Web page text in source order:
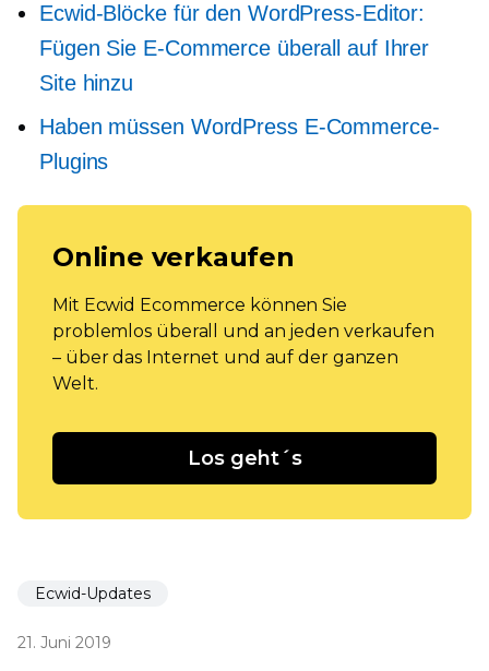
Ecwid-Blöcke für den WordPress-Editor:
Fügen Sie E-Commerce überall auf Ihrer
Site hinzu
Haben müssen WordPress E-Commerce-
Plugins
Online verkaufen
Mit Ecwid Ecommerce können Sie
problemlos überall und an jeden verkaufen
– über das Internet und auf der ganzen
Welt.
Los geht´s
Ecwid-Updates
21. Juni 2019